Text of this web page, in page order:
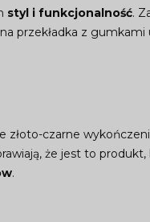
styl i funkcjonalność.
przekładka z gumkami
złoto-czarne
że jest to
.